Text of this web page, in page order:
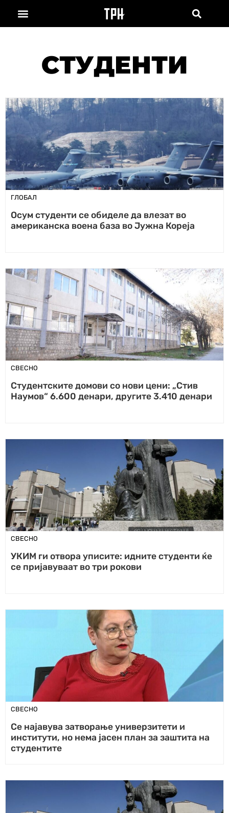
СТУДЕНТИ
ГЛОБАЛ
Осум студенти се обиделе да влезат во
американска воена база во Јужна Кореја
СВЕСНО
Студентските домови со нови цени: „Стив
Наумов“ 6.600 денари, другите 3.410 денари
СВЕСНО
УКИМ ги отвора уписите: идните студенти ќе
се пријавуваат во три рокови
СВЕСНО
Се најавува затворање универзитети и
институти, но нема јасен план за заштита на
студентите